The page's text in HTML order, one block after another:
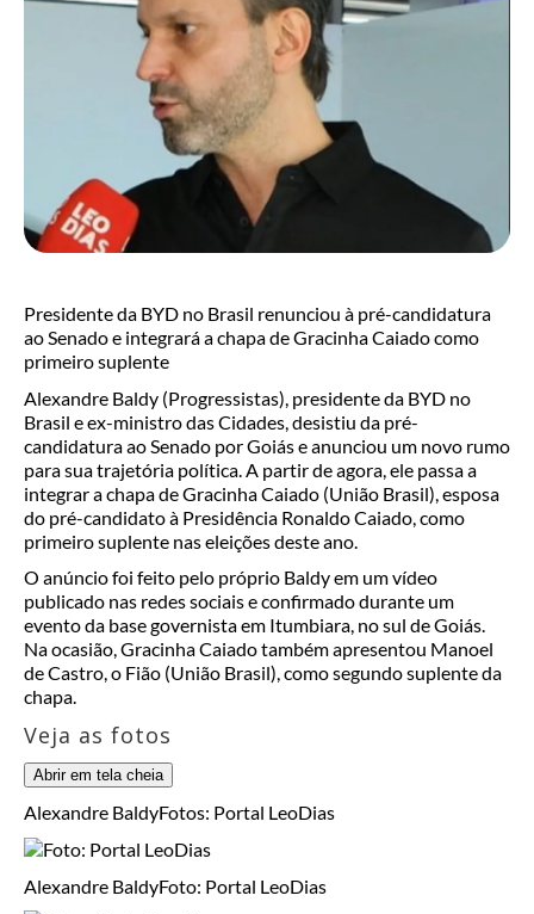
Presidente da BYD no Brasil renunciou à pré-candidatura
ao Senado e integrará a chapa de Gracinha Caiado como
primeiro suplente
Alexandre Baldy (Progressistas), presidente da BYD no
Brasil e ex-ministro das Cidades, desistiu da pré-
candidatura ao Senado por Goiás e anunciou um novo rumo
para sua trajetória política. A partir de agora, ele passa a
integrar a chapa de Gracinha Caiado (União Brasil), esposa
do pré-candidato à Presidência Ronaldo Caiado, como
primeiro suplente nas eleições deste ano.
O anúncio foi feito pelo próprio Baldy em um vídeo
publicado nas redes sociais e confirmado durante um
evento da base governista em Itumbiara, no sul de Goiás.
Na ocasião, Gracinha Caiado também apresentou Manoel
de Castro, o Fião (União Brasil), como segundo suplente da
chapa.
Veja as fotos
Abrir em tela cheia
Alexandre BaldyFotos: Portal LeoDias
Alexandre BaldyFoto: Portal LeoDias